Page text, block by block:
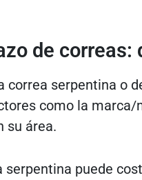
de
correa serpentina o
como la marca/
su área.
serpentina puede